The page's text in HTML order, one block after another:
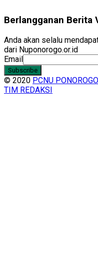
Berlangganan Berita
Anda akan selalu
dari Nuponorogo.or.id
Email
© 2020 PCNU PONOROGO
TIM REDAKSI